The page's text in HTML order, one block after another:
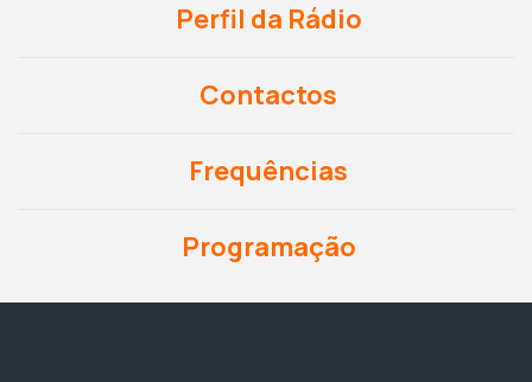
Perfil da Rádio
Contactos
Frequências
Programação